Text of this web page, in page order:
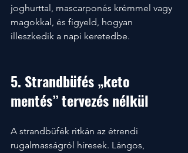
joghurttal, mascarponés krémmel vagy
magokkal, és figyeld, hogyan
illeszkedik a napi keretedbe.
5. Strandbüfés „keto
mentés” tervezés nélkül
A strandbüfék ritkán az étrendi
rugalmasságról híresek. Lángos,